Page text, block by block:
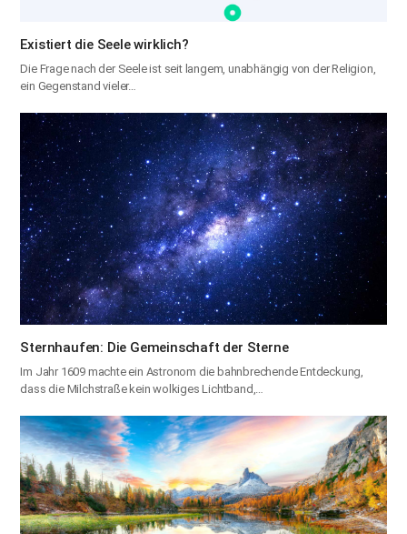
Existiert die Seele wirklich?
Die Frage nach der Seele ist seit langem, unabhängig von der Religion,
ein Gegenstand vieler…
Sternhaufen: Die Gemeinschaft der Sterne
Im Jahr 1609 machte ein Astronom die bahnbrechende Entdeckung,
dass die Milchstraße kein wolkiges Lichtband,…